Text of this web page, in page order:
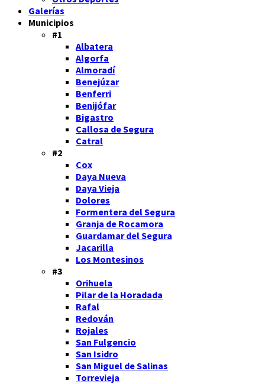
Galerías
Municipios
#1
Albatera
Algorfa
Almoradí
Benejúzar
Benferri
Benijófar
Bigastro
Callosa de Segura
Catral
#2
Cox
Daya Nueva
Daya Vieja
Dolores
Formentera del Segura
Granja de Rocamora
Guardamar del Segura
Jacarilla
Los Montesinos
#3
Orihuela
Pilar de la Horadada
Rafal
Redován
Rojales
San Fulgencio
San Isidro
San Miguel de Salinas
Torrevieja